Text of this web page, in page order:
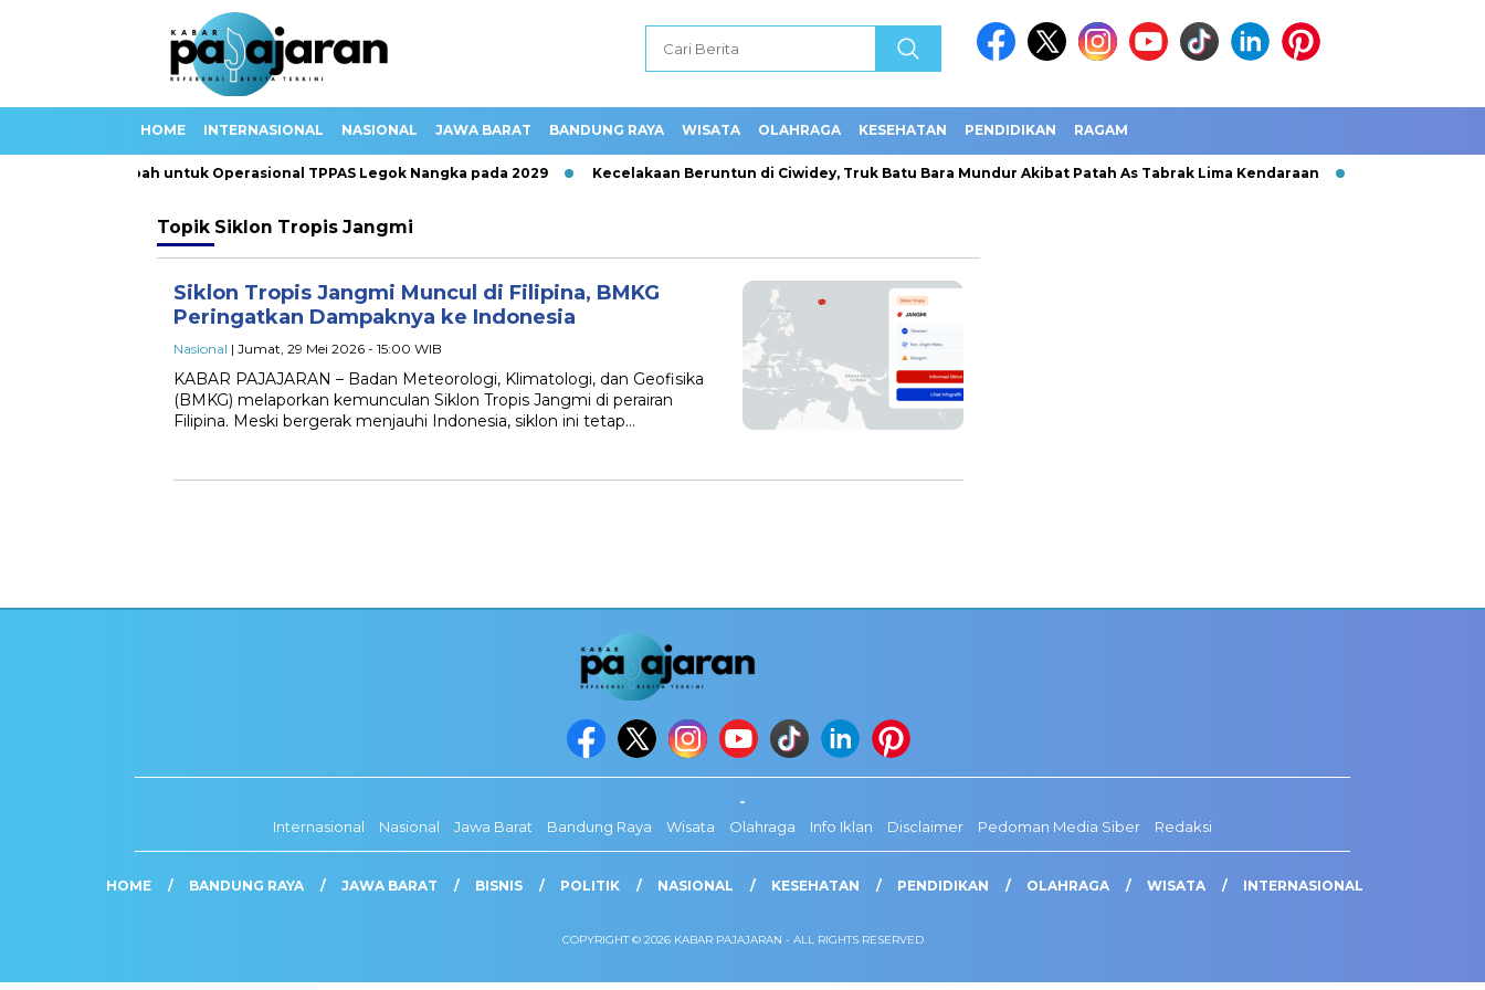
HOME INTERNASIONAL NASIONAL JAWA BARAT BANDUNG RAYA WISATA OLAHRAGA KESEHATAN PENDIDIKAN RAGAM
100 Truk Sampah untuk Operasional TPPAS Legok Nangka pada 2029 Kecelakaan Beruntun di Ciwidey, Truk Batu Bara Mundur Akibat Patah As Tabrak Lima Kendaraan
Topik Siklon Tropis Jangmi
Siklon Tropis Jangmi Muncul di Filipina, BMKG
Peringatkan Dampaknya ke Indonesia
Nasional | Jumat, 29 Mei 2026 - 15:00 WIB
KABAR PAJAJARAN – Badan Meteorologi, Klimatologi, dan Geofisika
(BMKG) melaporkan kemunculan Siklon Tropis Jangmi di perairan
Filipina. Meski bergerak menjauhi Indonesia, siklon ini tetap…
-
Internasional
Nasional Jawa Barat Bandung Raya Wisata Olahraga Info Iklan Disclaimer Pedoman Media Siber Redaksi
HOME BANDUNG RAYA JAWA BARAT BISNIS POLITIK NASIONAL KESEHATAN PENDIDIKAN OLAHRAGA WISATA INTERNASIONAL
COPYRIGHT © 2026 KABAR PAJAJARAN - ALL RIGHTS RESERVED